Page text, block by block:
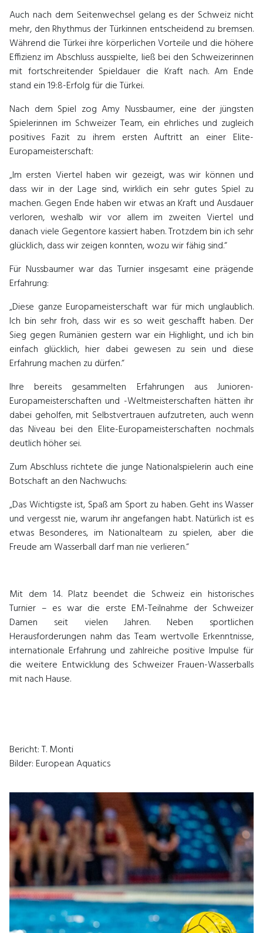
Auch nach dem Seitenwechsel gelang es der Schweiz nicht
mehr, den Rhythmus der Türkinnen entscheidend zu bremsen.
Während die Türkei ihre körperlichen Vorteile und die höhere
Effizienz im Abschluss ausspielte, ließ bei den Schweizerinnen
mit fortschreitender Spieldauer die Kraft nach. Am Ende
stand ein 19:8-Erfolg für die Türkei.
Nach dem Spiel zog Amy Nussbaumer, eine der jüngsten
Spielerinnen im Schweizer Team, ein ehrliches und zugleich
positives Fazit zu ihrem ersten Auftritt an einer Elite-
Europameisterschaft:
„Im ersten Viertel haben wir gezeigt, was wir können und
dass wir in der Lage sind, wirklich ein sehr gutes Spiel zu
machen. Gegen Ende haben wir etwas an Kraft und Ausdauer
verloren, weshalb wir vor allem im zweiten Viertel und
danach viele Gegentore kassiert haben. Trotzdem bin ich sehr
glücklich, dass wir zeigen konnten, wozu wir fähig sind.“
Für Nussbaumer war das Turnier insgesamt eine prägende
Erfahrung:
„Diese ganze Europameisterschaft war für mich unglaublich.
Ich bin sehr froh, dass wir es so weit geschafft haben. Der
Sieg gegen Rumänien gestern war ein Highlight, und ich bin
einfach glücklich, hier dabei gewesen zu sein und diese
Erfahrung machen zu dürfen.“
Ihre bereits gesammelten Erfahrungen aus Junioren-
Europameisterschaften und -Weltmeisterschaften hätten ihr
dabei geholfen, mit Selbstvertrauen aufzutreten, auch wenn
das Niveau bei den Elite-Europameisterschaften nochmals
deutlich höher sei.
Zum Abschluss richtete die junge Nationalspielerin auch eine
Botschaft an den Nachwuchs:
„Das Wichtigste ist, Spaß am Sport zu haben. Geht ins Wasser
und vergesst nie, warum ihr angefangen habt. Natürlich ist es
etwas Besonderes, im Nationalteam zu spielen, aber die
Freude am Wasserball darf man nie verlieren.“
Mit dem 14. Platz beendet die Schweiz ein historisches
Turnier – es war die erste EM-Teilnahme der Schweizer
Damen seit vielen Jahren. Neben sportlichen
Herausforderungen nahm das Team wertvolle Erkenntnisse,
internationale Erfahrung und zahlreiche positive Impulse für
die weitere Entwicklung des Schweizer Frauen-Wasserballs
mit nach Hause.
Bericht: T. Monti
Bilder: European Aquatics